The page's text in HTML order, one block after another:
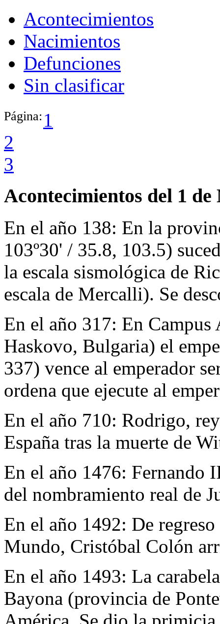
Acontecimientos
Nacimientos
Defunciones
Sin clasificar
Página: 1
2
3
Acontecimientos del 1
En el año 138: En la
103º30' / 35.8, 103.5)
la escala sismológica de
escala de Mercalli). Se
En el año 317: En Campus
Haskovo, Bulgaria) el
337) vence al emperador
ordena que ejecute al
En el año 710: Rodrigo,
España tras la muerte de
En el año 1476: Fernando
del nombramiento real de
En el año 1492: De
Mundo, Cristóbal Colón
En el año 1493: La
Bayona (provincia de